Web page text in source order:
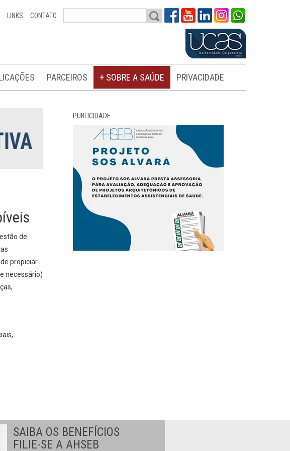
LINKS CONTATO
PARCEIROS + SOBRE A SAÚDE PRIVACIDADE
de
propiciar
necessário)
PUBLICIDADE
SAIBA OS BENEFÍCIOS
FILIE-SE A AHSEB